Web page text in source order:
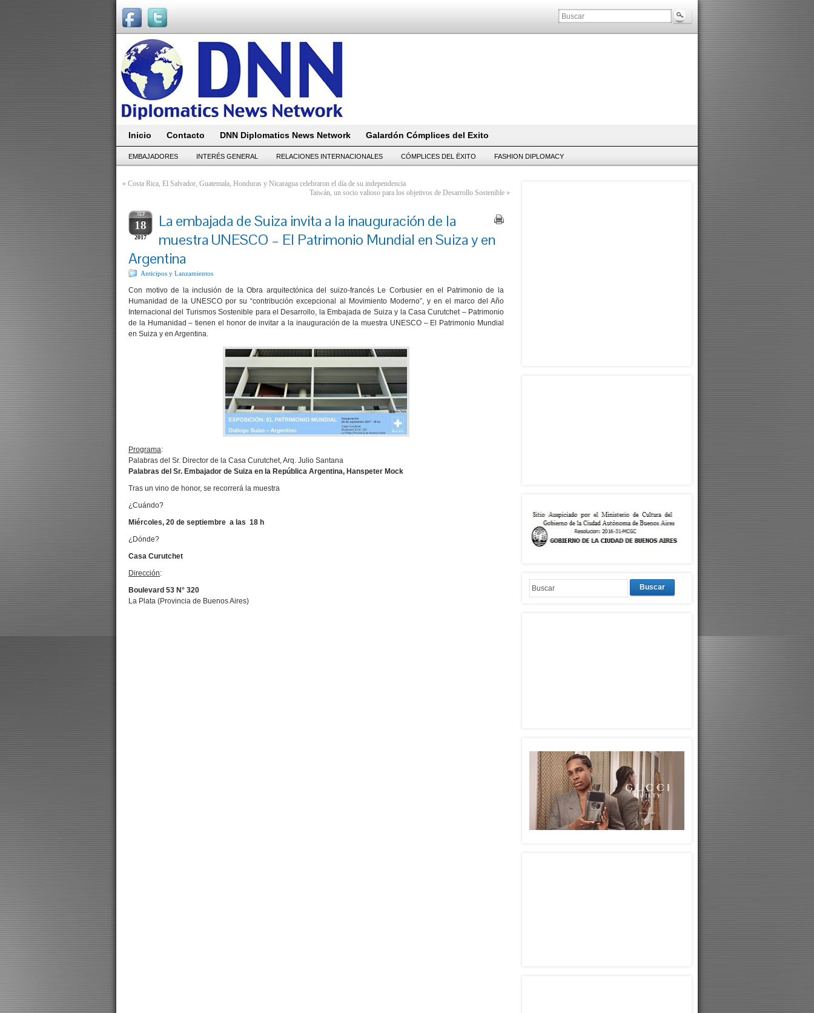
Inicio Contacto DNN Diplomatics News Network Galardón Cómplices del Exito
EMBAJADORES INTERÉS GENERAL RELACIONES INTERNACIONALES CÓMPLICES DEL ËXITO FASHION DIPLOMACY
« Costa Rica, El Salvador, Guatemala, Honduras y Nicaragua celebraron el día de su independencia
Taiwán, un socio valioso para los objetivos de Desarrollo Sostenible »
SEP
18
2017
La embajada de Suiza invita a la inauguración de la
muestra UNESCO – El Patrimonio Mundial en Suiza y en
Argentina
Anticipos y Lanzamientos
Con motivo de la inclusión de la Obra arquitectónica del suizo-francés Le Corbusier en el Patrimonio de la
Humanidad de la UNESCO por su “contribución excepcional al Movimiento Moderno”, y en el marco del Año
Internacional del Turismos Sostenible para el Desarrollo, la Embajada de Suiza y la Casa Curutchet – Patrimonio
de la Humanidad – tienen el honor de invitar a la inauguración de la muestra UNESCO – El Patrimonio Mundial
en Suiza y en Argentina.
Programa:
Palabras del Sr. Director de la Casa Curutchet, Arq. Julio Santana
Palabras del Sr. Embajador de Suiza en la República Argentina, Hanspeter Mock
Tras un vino de honor, se recorrerá la muestra
¿Cuándo?
Miércoles, 20 de septiembre a las 18 h
¿Dónde?
Casa Curutchet
Dirección:
Boulevard 53 N° 320
La Plata (Provincia de Buenos Aires)
Buscar